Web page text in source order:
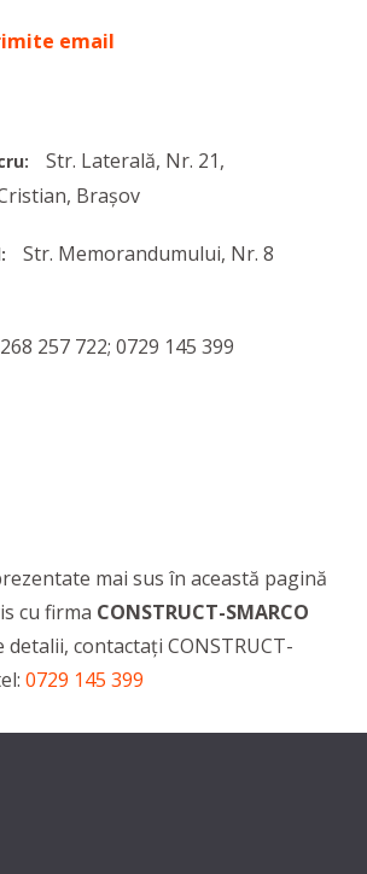
email
Str. Laterală, Nr. 21,
Brașov
Str. Memorandumului, Nr. 8
257 722; 0729 145 399
mai sus în această pagină
cu firma CONSTRUCT-SMARCO
detalii, contactaţi CONSTRUCT-
0729 145 399